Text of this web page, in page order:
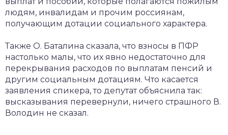
людям, инвалидам и прочим россиянам,
получающим дотации социального характера.
Также О. Баталина сказала, что взносы в ПФР
настолько малы, что их явно недостаточно для
перекрывания расходов по выплатам пенсий и
другим социальным дотациям. Что касается
заявления спикера, то депутат объяснила так:
высказывания перевернули, ничего страшного В.
Володин не сказал.